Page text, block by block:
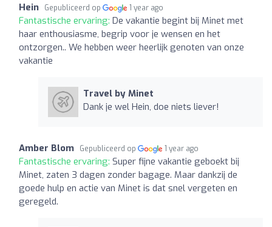
Hein Gepubliceerd op 1 year ago
Fantastische ervaring: De vakantie begint bij Minet met
haar enthousiasme, begrip voor je wensen en het
ontzorgen.. We hebben weer heerlijk genoten van onze
vakantie
Travel by Minet
Dank je wel Hein, doe niets liever!
Amber Blom Gepubliceerd op 1 year ago
Fantastische ervaring: Super fijne vakantie geboekt bij
Minet, zaten 3 dagen zonder bagage. Maar dankzij de
goede hulp en actie van Minet is dat snel vergeten en
geregeld.